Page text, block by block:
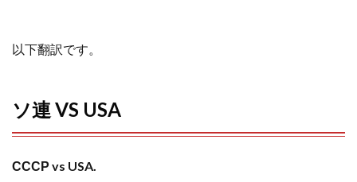
以下翻訳です。
ソ連 VS USA
СССР vs USA.